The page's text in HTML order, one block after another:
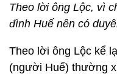
Theo lời ông Lộc, vì
đình Huế nên có
Theo lời ông Lộc kể
(người Huế) thường